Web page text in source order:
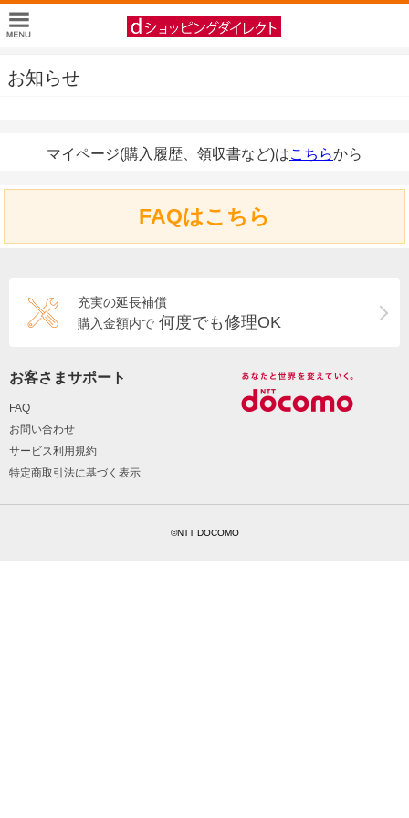
お知らせ
マイページ(購入履歴、領収書など)はこちらから
FAQはこちら
充実の延長補償
購入金額内で 何度でも修理OK
お客さまサポート
FAQ
お問い合わせ
サービス利用規約
特定商取引法に基づく表示
©NTT DOCOMO